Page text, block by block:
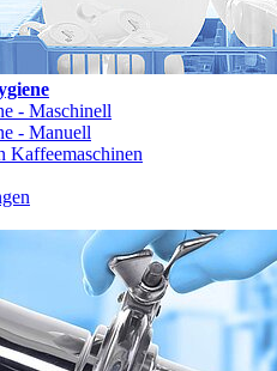
- Maschinell
- Manuell
Kaffeemaschinen